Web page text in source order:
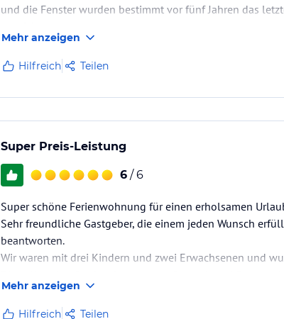
und die Fenster wurden bestimmt vor fünf Jahren das
Mehr anzeigen
Hilfreich Teilen
Super Preis-Leistung
6 / 6
Super schöne Ferienwohnung für einen erholsamen
Sehr freundliche Gastgeber, die einem jeden Wunsch
beantworten.
Wir waren mit drei Kindern und zwei Erwachsenen und
Vielen Dank für einen schönen Urlaub
Mehr anzeigen
Hilfreich Teilen